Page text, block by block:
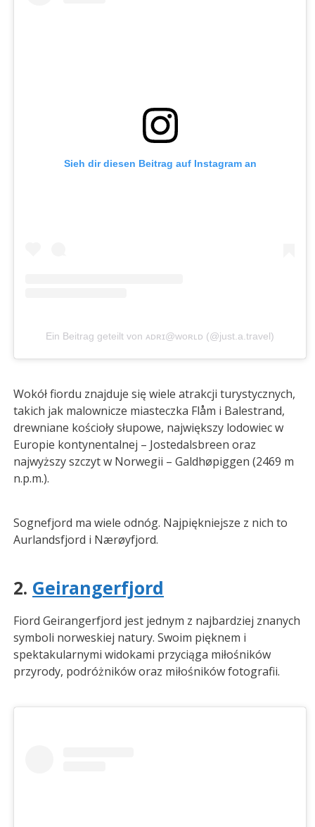
Sieh dir diesen Beitrag auf Instagram an
Ein Beitrag geteilt von ᴀᴅʀɪ@ᴡᴏʀʟᴅ (@just.a.travel)
Wokół fiordu znajduje się wiele atrakcji turystycznych,
takich jak malownicze miasteczka Flåm i Balestrand,
drewniane kościoły słupowe, największy lodowiec w
Europie kontynentalnej – Jostedalsbreen oraz
najwyższy szczyt w Norwegii – Galdhøpiggen (2469 m
n.p.m.).
Sognefjord ma wiele odnóg. Najpiękniejsze z nich to
Aurlandsfjord i Nærøyfjord.
2. Geirangerfjord
Fiord Geirangerfjord jest jednym z najbardziej znanych
symboli norweskiej natury. Swoim pięknem i
spektakularnymi widokami przyciąga miłośników
przyrody, podróżników oraz miłośników fotografii.